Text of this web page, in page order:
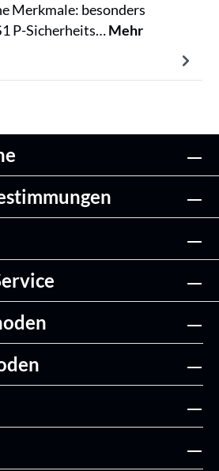
Merkmale: besonders
P-Sicherheits…Mehr